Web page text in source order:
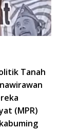
Tanah
(MPR)